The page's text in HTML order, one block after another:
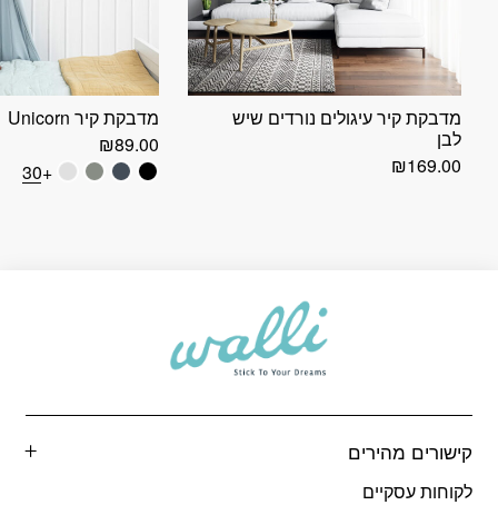
מדבקת קיר עיגולים נורדים שיש
לבן
₪169.00
מדבקת קיר Unicorn
₪89.00
+30
קישורים מהירים
לקוחות עסקיים